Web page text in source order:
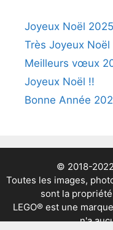
Joyeux Noël
Très Joyeux Noël
Meilleurs vœux
Joyeux Noël !!
Bonne Année
© 2018-
Toutes les images,
sont la
LEGO® est une
n'a